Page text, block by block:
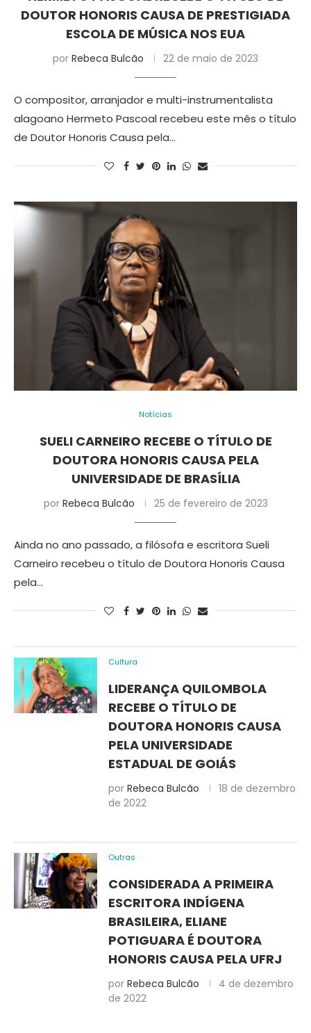
DOUTOR HONORIS CAUSA DE PRESTIGIADA
ESCOLA DE MÚSICA NOS EUA
por Rebeca Bulcão 22 de maio de 2023
O compositor, arranjador e multi-instrumentalista
alagoano Hermeto Pascoal recebeu este mês o título
de Doutor Honoris Causa pela…
Notícias
SUELI CARNEIRO RECEBE O TÍTULO DE
DOUTORA HONORIS CAUSA PELA
UNIVERSIDADE DE BRASÍLIA
por Rebeca Bulcão 25 de fevereiro de 2023
Ainda no ano passado, a filósofa e escritora Sueli
Carneiro recebeu o título de Doutora Honoris Causa
pela…
Cultura
LIDERANÇA QUILOMBOLA
RECEBE O TÍTULO DE
DOUTORA HONORIS CAUSA
PELA UNIVERSIDADE
ESTADUAL DE GOIÁS
por Rebeca Bulcão
18 de dezembro
de 2022
Outras
CONSIDERADA A PRIMEIRA
ESCRITORA INDÍGENA
BRASILEIRA, ELIANE
POTIGUARA É DOUTORA
HONORIS CAUSA PELA UFRJ
por Rebeca Bulcão
4 de dezembro
de 2022